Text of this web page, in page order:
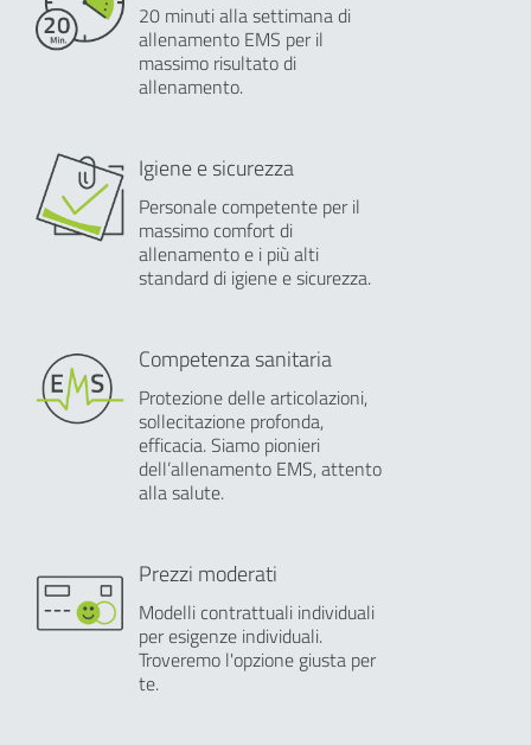
20 minuti alla settimana di
allenamento EMS per il
massimo risultato di
allenamento.
Igiene e sicurezza
Personale competente per il
massimo comfort di
allenamento e i più alti
standard di igiene e sicurezza.
Competenza sanitaria
Protezione delle articolazioni,
sollecitazione profonda,
efficacia. Siamo pionieri
dell’allenamento EMS, attento
alla salute.
Prezzi moderati
Modelli contrattuali individuali
per esigenze individuali.
Troveremo l'opzione giusta per
te.